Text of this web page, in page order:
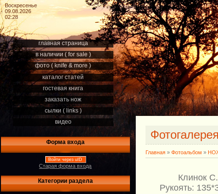
Воскресенье
09.08.2026
02:28
главная страница
в наличии ( for sale )
фото ( knife & more )
каталог статей
гостевая книга
заказать нож
сылки ( links )
видео
Форма входа
Войти через uID
Старая форма входа
Категории раздела
Главная » Фотоальбом »
Клинок
Рукоять: